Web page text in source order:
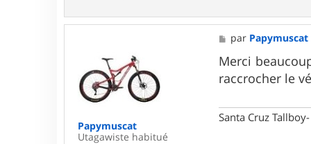
t
t
e
r
V
e
a
f
Papymuscat
Utagawiste habitué
M
e
s
s
a
par Papymuscat
Merci
raccrocher le
Santa Cruz